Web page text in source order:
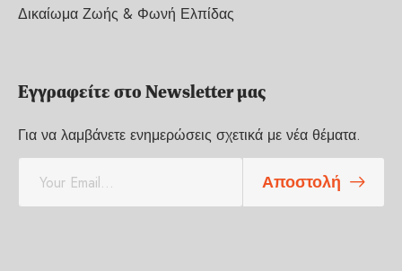
Δικαίωμα Ζωής & Φωνή Ελπίδας
Εγγραφείτε στο Newsletter μας
Για να λαμβάνετε ενημερώσεις σχετικά με νέα θέματα.
a
Αποστολή